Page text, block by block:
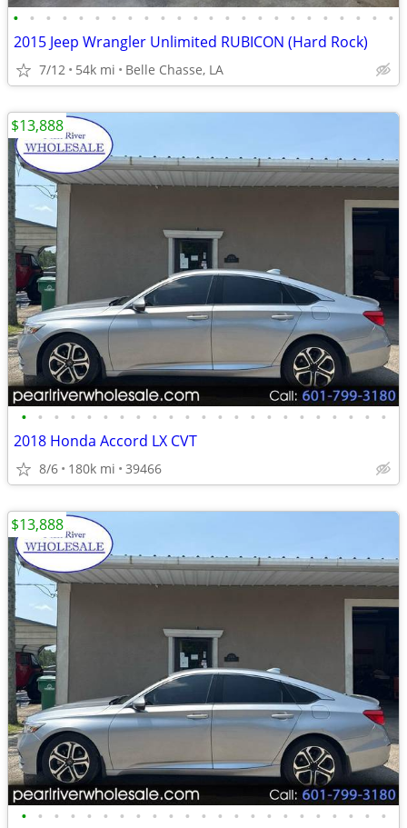
• • • • • • • • • • • • • • • • • • • • • • • •
2015 Jeep Wrangler Unlimited RUBICON (Hard Rock)
7/12 54k mi Belle Chasse, LA
• • • • • • • • • • • • • • • • • • • • • • •
2018 Honda Accord LX CVT
8/6 180k mi 39466
$13,888
• • • • • • • • • • • • • • • • • • • • • • •
$13,888